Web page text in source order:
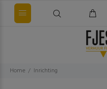
Home Inrichting